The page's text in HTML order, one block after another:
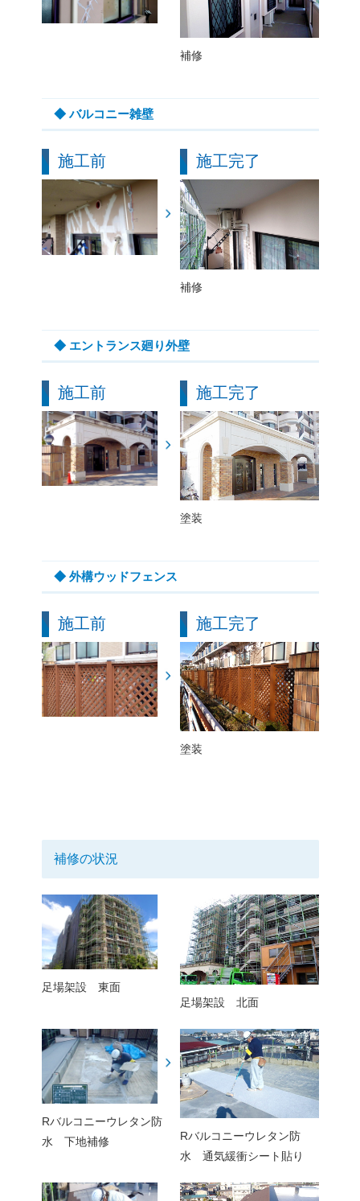
補修
◆ バルコニー雑壁
施工前 施工完了
補修
◆ エントランス廻り外壁
施工前 施工完了
塗装
◆ 外構ウッドフェンス
施工前 施工完了
塗装
補修の状況
足場架設 東面
足場架設 北面
Rバルコニーウレタン防
水 下地補修
Rバルコニーウレタン防
水 通気緩衝シート貼り